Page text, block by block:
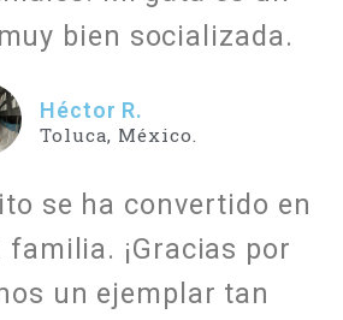
bien socializada.
Héctor R.
Toluca, México.
se ha convertido en
familia. ¡Gracias por
un ejemplar tan